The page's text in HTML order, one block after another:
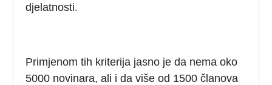
djelatnosti.
Primjenom tih kriterija jasno je da nema oko
5000 novinara, ali i da više od 1500 članova